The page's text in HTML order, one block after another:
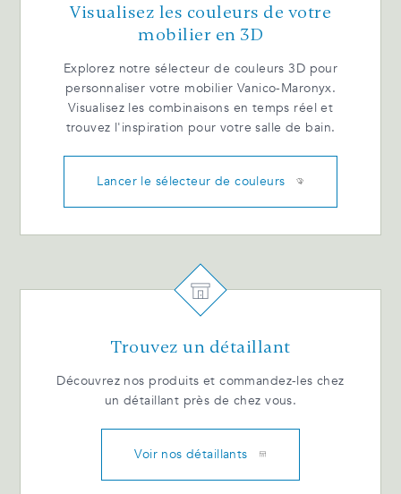
Visualisez les couleurs de votre
mobilier en 3D
Explorez notre sélecteur de couleurs 3D pour
personnaliser votre mobilier Vanico-Maronyx.
Visualisez les combinaisons en temps réel et
trouvez l'inspiration pour votre salle de bain.
Lancer le sélecteur de couleurs
Trouvez un détaillant
Découvrez nos produits et commandez-les chez
un détaillant près de chez vous.
Voir nos détaillants